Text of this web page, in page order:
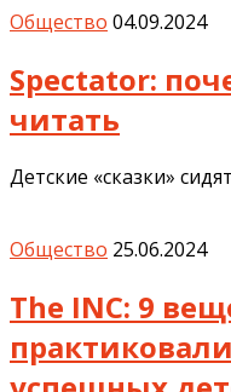
Общество 04.09.2024
Spectator:
читать
Детские «сказки»
Общество 25.06.2024
The INC: 9